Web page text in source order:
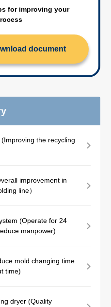
for improving your
document
the recycling
improvement in
line）
(Operate for 24
manpower)
mold changing time
time)
dryer (Quality